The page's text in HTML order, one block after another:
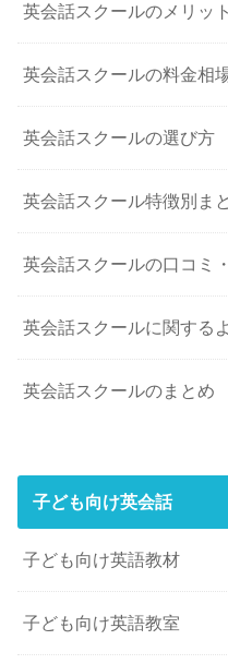
英会話スクールのメリッ
英会話スクールの料金相
英会話スクールの選び方
英会話スクール特徴別ま
英会話スクールの口コミ
英会話スクールに関する
英会話スクールのまとめ
子ども向け英会話
子ども向け英語教材
子ども向け英語教室